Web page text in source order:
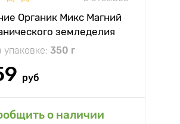
Органик Микс Магний
земледелия
350 г
руб
о наличии